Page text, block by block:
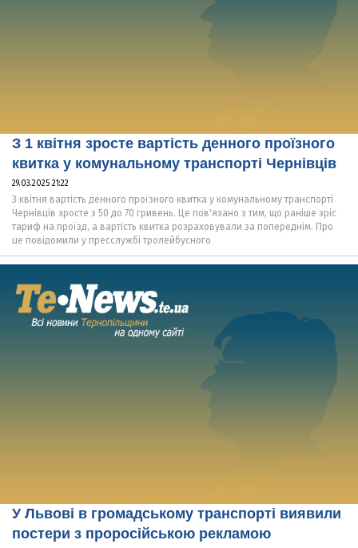
З 1 квітня зросте вартість денного проїзного
квитка у комунальному транспорті Чернівців
29.03.2025 21:22
З квітня вартість денного проїзного квитка у комунальному транспорті
Чернівців зросте з 50 до 70 гривень. Це пов'язано з тим, що раніше зріс
тариф на проїзд, а вартість квитка розраховували за попереднім. Про
це повідомили у пресслужбі тролейбусного
У Львові в громадському транспорті виявили
постери з проросійською рекламою